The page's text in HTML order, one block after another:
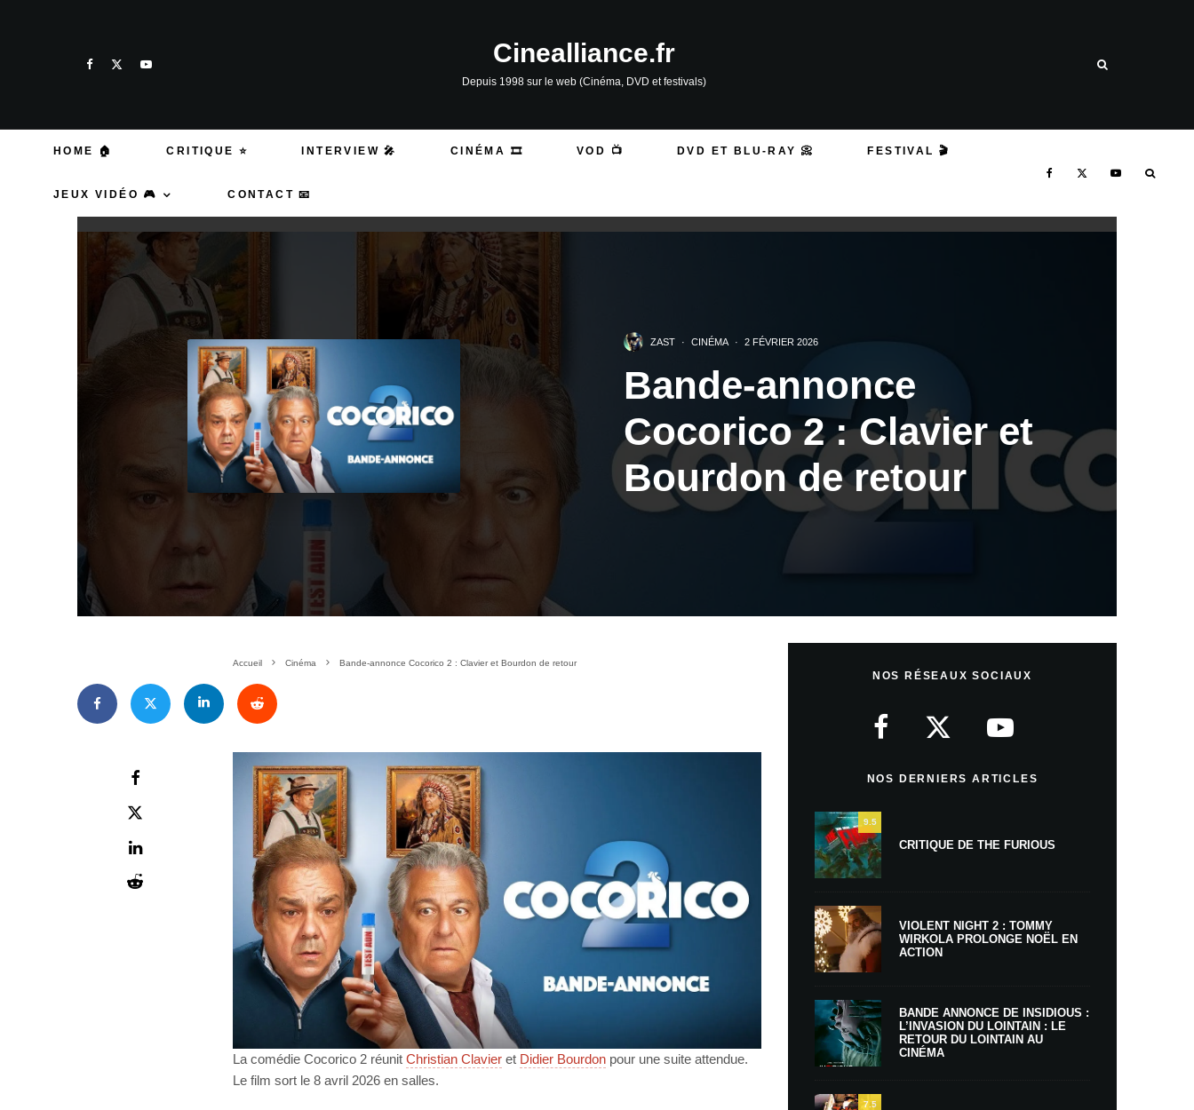
Cinealliance.fr
Depuis 1998 sur le web (Cinéma, DVD et festivals)
HOME 🏠 CRITIQUE ⭐ INTERVIEW 🎤 CINÉMA 🎞️ VOD 📺 DVD ET BLU-RAY 📀 FESTIVAL 🎬
JEUX VIDÉO 🎮 CONTACT 📧
ZAST · CINÉMA · 2 FÉVRIER 2026
Bande-annonce
Cocorico 2 : Clavier et
Bourdon de retour
Accueil Cinéma Bande-annonce Cocorico 2 : Clavier et Bourdon de retour
La comédie Cocorico 2 réunit Christian Clavier et Didier Bourdon pour une suite attendue.
Le film sort le 8 avril 2026 en salles.
NOS RÉSEAUX SOCIAUX
NOS DERNIERS ARTICLES
9.5
CRITIQUE DE THE FURIOUS
VIOLENT NIGHT 2 : TOMMY
WIRKOLA PROLONGE NOËL EN
ACTION
BANDE ANNONCE DE INSIDIOUS :
L’INVASION DU LOINTAIN : LE
RETOUR DU LOINTAIN AU
CINÉMA
7.5